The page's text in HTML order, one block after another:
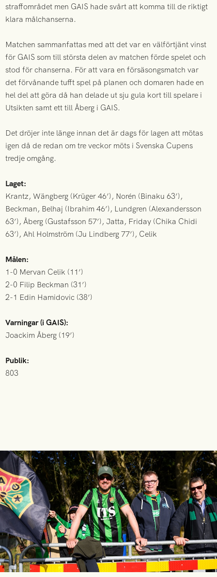
straffområdet men GAIS hade svårt att komma till de riktigt
klara målchanserna.
Matchen sammanfattas med att det var en välförtjänt vinst
för GAIS som till största delen av matchen förde spelet och
stod för chanserna. För att vara en försäsongsmatch var
det förvånande tufft spel på planen och domaren hade en
hel del att göra då han delade ut sju gula kort till spelare i
Utsikten samt ett till Åberg i GAIS.
Det dröjer inte länge innan det är dags för lagen att mötas
igen då de redan om tre veckor möts i Svenska Cupens
tredje omgång.
Laget:
Krantz, Wängberg (Krüger 46’), Norén (Binaku 63’),
Beckman, Belhaj (Ibrahim 46’), Lundgren (Alexandersson
63’), Åberg (Gustafsson 57’), Jatta, Friday (Chika Chidi
63’), Ahl Holmström (Ju Lindberg 77’), Celik
Målen:
1-0 Mervan Celik (11’)
2-0 Filip Beckman (31’)
2-1 Edin Hamidovic (38’)
Varningar (i GAIS):
Joackim Åberg (19’)
Publik:
803